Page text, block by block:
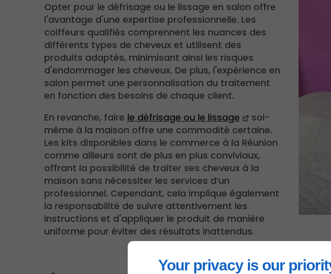
Your privacy is our
Opter pour le défrisage ou le lissage en salon offre
l'avantage d'une expertise professionnelle. Les
coiffeurs qualifiés comprennent les nuances des
différents types de cheveux et utilisent des
produits adaptés, minimisant ainsi les risques
d'endommager les cheveux. De plus, l'expérience en
salon permet une personnalisation du traitement
en fonction des besoins de chaque client.
En revanche, faire le défrisage ou le lissage
soi-
même à la maison offre une commodité certaine.
Les kits disponibles dans le commerce à la Réunion
comme ailleurs sont de plus en plus conviviaux,
offrant la possibilité de traiter ses cheveux à la
maison sans nécessiter les services d’un
professionnel. Cependant, cela implique également
la responsabilité de suivre attentivement les
instructions et d'appliquer le produit de manière
uniforme pour éviter des résultats inattendus.